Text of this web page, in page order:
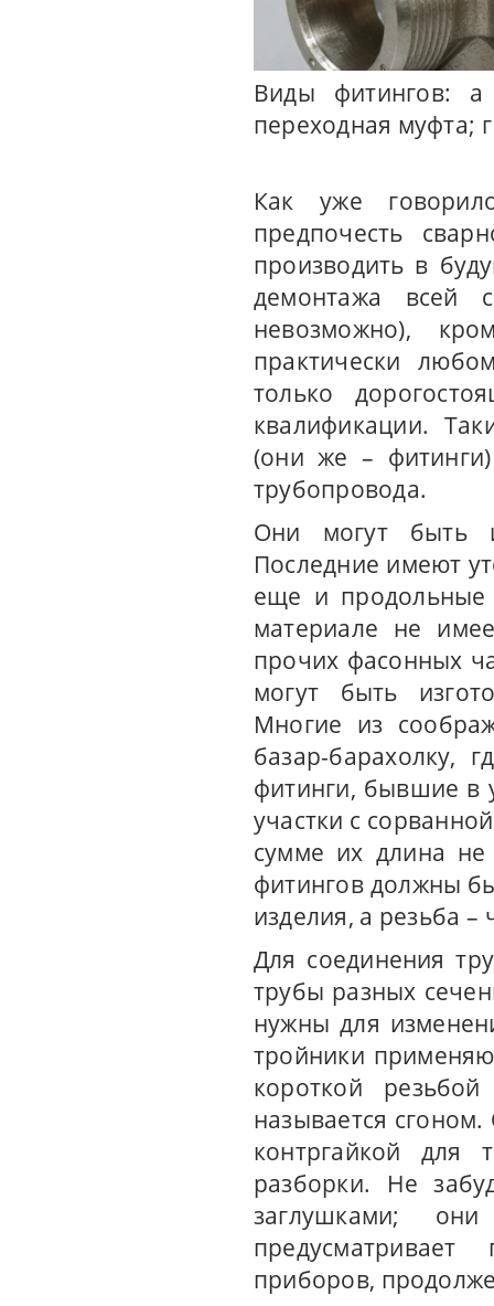
Виды фитингов:
переходная муфта;
Как уже
предпочесть
производить в
демонтажа всей
невозможно),
практически
только
квалификации.
(они же –
трубопровода.
Они могут быть
Последние имеют
еще и продольные
материале не
прочих фасонных
могут быть
Многие из
базар-барахолку,
фитинги, бывшие в
участки с
сумме их длина
фитингов должны
изделия, а резьба –
Для соединения
трубы разных
нужны для
тройники
короткой
называется
контргайкой для
разборки. Не
заглушками;
приборов,